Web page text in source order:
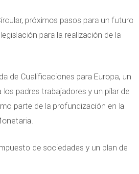
próximos pasos para un futuro
para la realización de la
Cualificaciones para Europa, un
padres trabajadores y un pilar de
parte de la profundización en la
de sociedades y un plan de